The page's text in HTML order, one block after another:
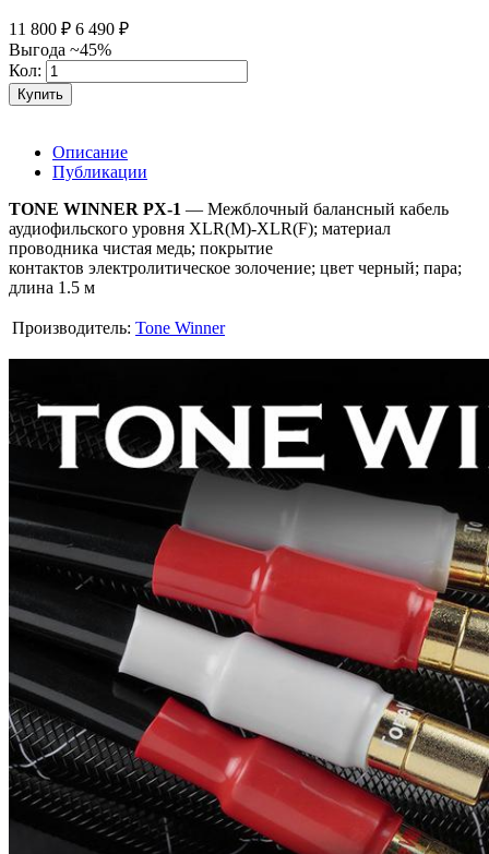
11 800 ₽ 6 490 ₽
Выгода ~45%
Кол:
Купить
Описание
Публикации
TONE WINNER PX-1 — Межблочный балансный кабель
аудиофильского уровня XLR(M)-XLR(F); материал
проводника чистая медь; покрытие
контактов электролитическое золочение; цвет черный; пара;
длина 1.5 м
Производитель: Tone Winner